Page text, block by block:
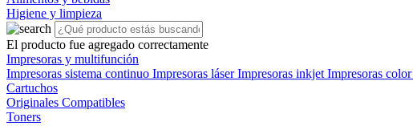
Higiene y limpieza
El producto fue agregado correctamente
Impresoras y multifunción
Impresoras sistema continuo Impresoras láserImpresoras inkjet Impresoras color
Cartuchos
Originales Compatibles
Toners